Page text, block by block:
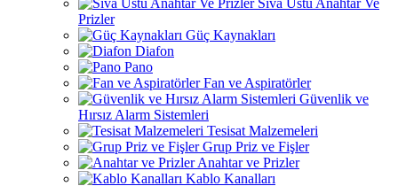
Sıva Üstü Anahtar Ve
Prizler
Güç Kaynakları
Diafon
Pano
Fan ve Aspiratörler
Güvenlik ve
Hırsız Alarm Sistemleri
Tesisat Malzemeleri
Grup Priz ve Fişler
Anahtar ve Prizler
Kablo Kanalları